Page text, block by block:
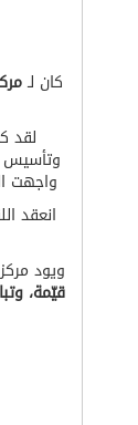
كان لـ
لقد
وتأسيس
واجهت
انعقد
ويود
قيّمة،